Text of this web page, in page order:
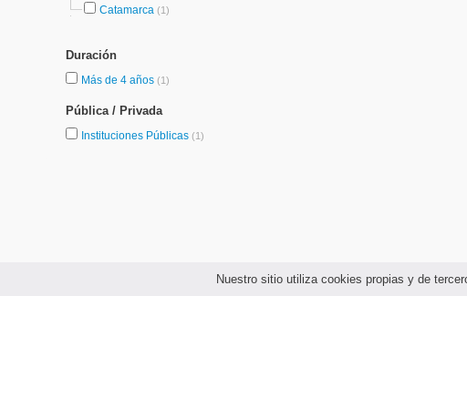
Nuestro sitio utiliza cookies propias y de
Catamarca (1)
Duración
Más de 4 años (1)
Pública / Privada
Instituciones Públicas (1)